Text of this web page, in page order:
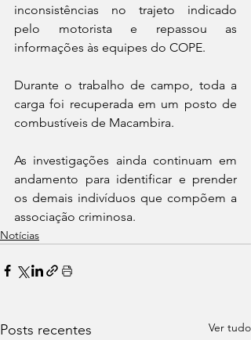
inconsistências no trajeto indicado
pelo motorista e repassou as
informações às equipes do COPE.
Durante o trabalho de campo, toda a
carga foi recuperada em um posto de
combustíveis de Macambira.
As investigações ainda continuam em
andamento para identificar e prender
os demais indivíduos que compõem a
associação criminosa.
Notícias
Posts recentes Ver tudo